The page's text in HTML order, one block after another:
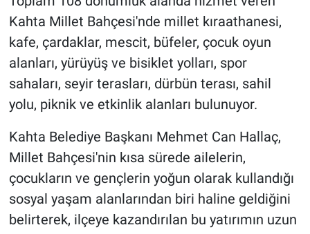
Kahta Millet Bahçesi'nde millet kıraathanesi,
kafe, çardaklar, mescit, büfeler, çocuk oyun
alanları, yürüyüş ve bisiklet yolları, spor
sahaları, seyir terasları, dürbün terası, sahil
yolu, piknik ve etkinlik alanları bulunuyor.
Kahta Belediye Başkanı Mehmet Can Hallaç,
Millet Bahçesi'nin kısa sürede ailelerin,
çocukların ve gençlerin yoğun olarak kullandığı
sosyal yaşam alanlarından biri haline geldiğini
belirterek, ilçeye kazandırılan bu yatırımın uzun